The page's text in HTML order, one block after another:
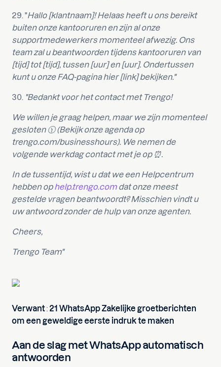
29. "Hallo [klantnaam]! Helaas heeft u ons bereikt
buiten onze kantooruren en zijn al onze
supportmedewerkers momenteel afwezig. Ons
team zal u beantwoorden tijdens kantooruren van
[tijd] tot [tijd], tussen [uur] en [uur]. Ondertussen
kunt u onze FAQ-pagina hier [link] bekijken."
30. "Bedankt voor het contact met Trengo!
We willen je graag helpen, maar we zijn momenteel
gesloten 🕦 (Bekijk onze agenda op
trengo.com/businesshours). We nemen de
volgende werkdag contact met je op ⏰.
In de tussentijd, wist u dat we een Helpcentrum
hebben ophelp.trengo.comdat onze meest
gestelde vragen beantwoordt? Misschien vindt u
uw antwoord zonder de hulp van onze agenten.
Cheers,
Trengo Team"
Verwant:21 WhatsApp Zakelijke groetberichten
om een geweldige eerste indruk te maken
Aan de slag met WhatsApp automatisch
antwoorden